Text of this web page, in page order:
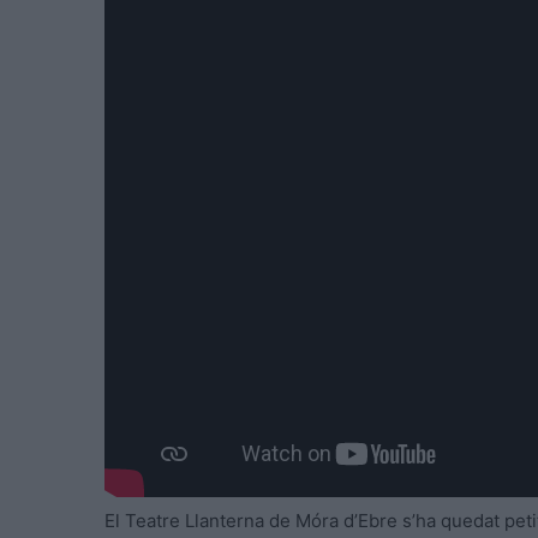
El Teatre Llanterna de Móra d’Ebre s’ha quedat